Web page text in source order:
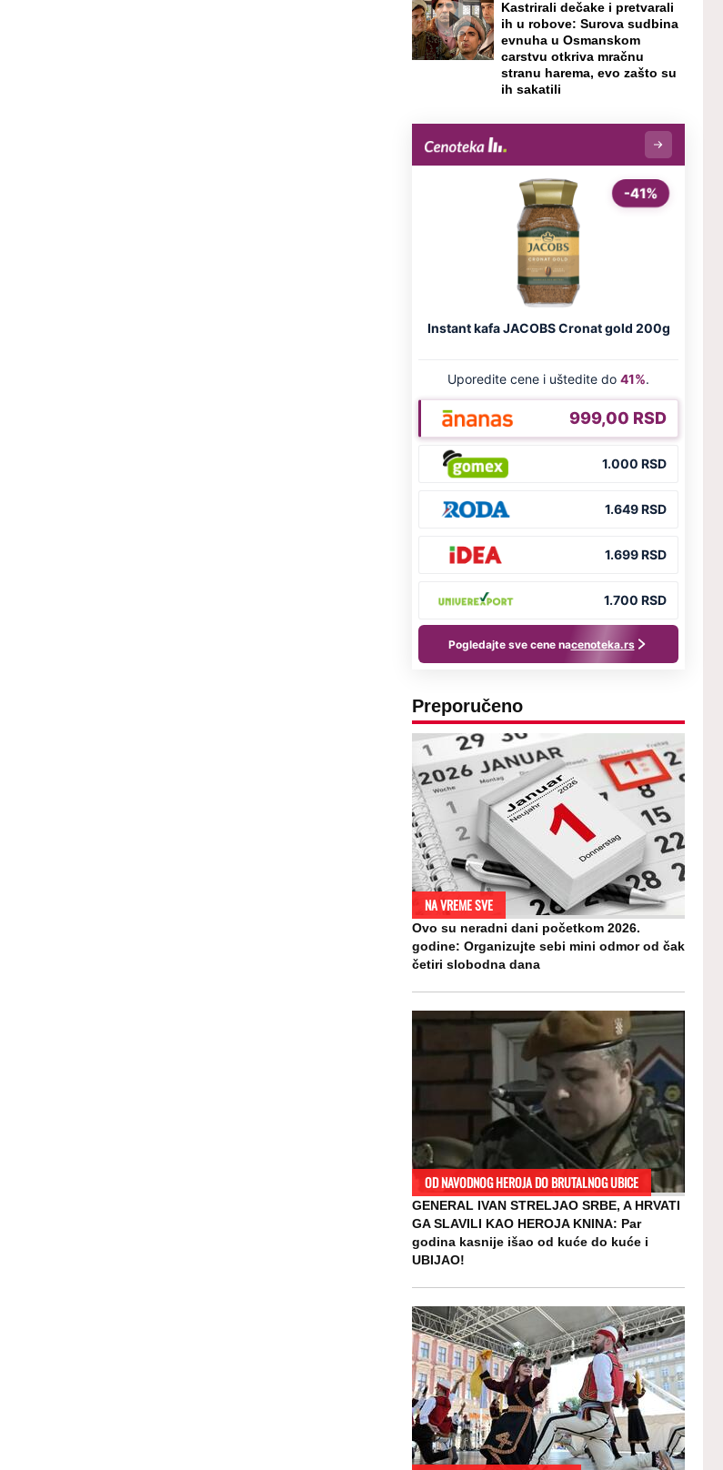
Kastrirali dečake i pretvarali
ih u robove: Surova sudbina
evnuha u Osmanskom
carstvu otkriva mračnu
stranu harema, evo zašto su
ih sakatili
Preporučeno
NA VREME SVE
Ovo su neradni dani početkom 2026.
godine: Organizujte sebi mini odmor od čak
četiri slobodna dana
OD NAVODNOG HEROJA DO BRUTALNOG UBICE
GENERAL IVAN STRELJAO SRBE, A HRVATI
GA SLAVILI KAO HEROJA KNINA: Par
godina kasnije išao od kuće do kuće i
UBIJAO!